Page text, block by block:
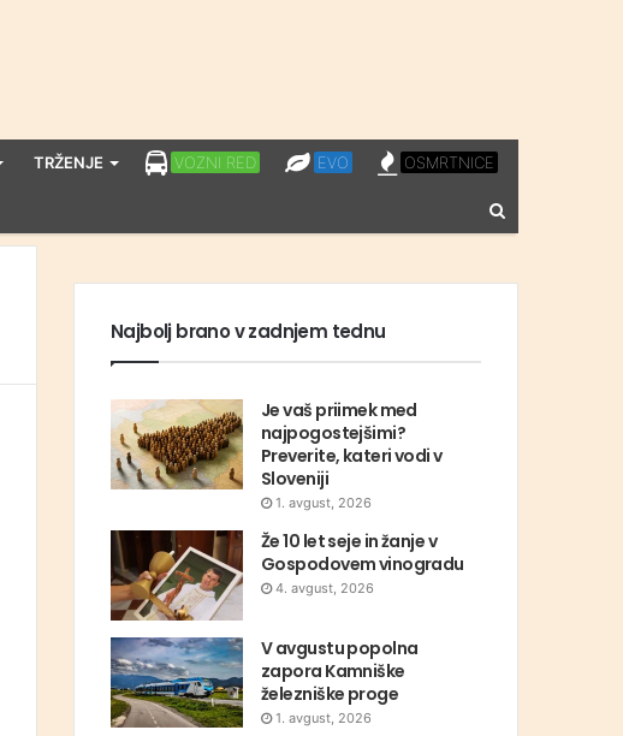
TRŽENJE LPP
VOZNI RED EVO
EVO OSMRTNICE
OSMRTNICE
Najbolj brano v zadnjem tednu
Je vaš priimek med
najpogostejšimi?
Preverite, kateri vodi v
Sloveniji
1. avgust, 2026
Že 10 let seje in žanje v
Gospodovem vinogradu
4. avgust, 2026
V avgustu popolna
zapora Kamniške
železniške proge
1. avgust, 2026